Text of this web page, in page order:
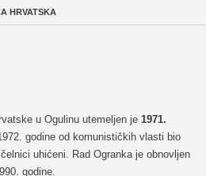
HRVATSKA
u Ogulinu utemeljen je 1971.
godine od komunističkih vlasti bio
uhićeni. Rad Ogranka je obnovljen
godine.